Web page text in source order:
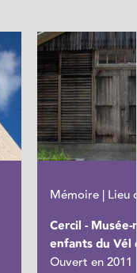
Mémoire | Lieu
Cercil -
enfants du Vél
Ouvert en 2011